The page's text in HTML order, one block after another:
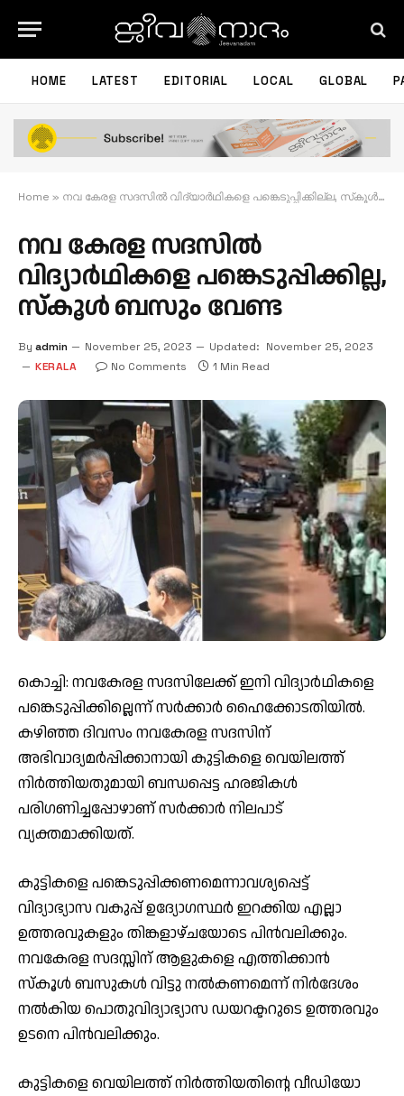
HOME LATEST EDITORIAL LOCAL GLOBAL
Home » നവ കേരള സദസില്‍ വിദ്യാര്‍ഥികളെ പങ്കെടുപ്പിക്കില്ല, സ്‌കൂള്‍ ബസും വേണ്ട
നവ കേരള സദസില്‍
വിദ്യാര്‍ഥികളെ പങ്കെടുപ്പിക്കില്ല,
സ്‌കൂള്‍ ബസും വേണ്ട
By admin November 25, 2023 Updated: November 25, 2023
KERALA
No Comments 1 Min Read
കൊച്ചി: നവകേരള സദസിലേക്ക് ഇനി വിദ്യാര്‍ഥികളെ
പങ്കെടുപ്പിക്കില്ലെന്ന് സര്‍ക്കാര്‍ ഹൈക്കോടതിയില്‍.
കഴിഞ്ഞ ദിവസം നവകേരള സദസിന്
അഭിവാദ്യമര്‍പ്പിക്കാനായി കുട്ടികളെ വെയിലത്ത്
നിര്‍ത്തിയതുമായി ബന്ധപ്പെട്ട ഹരജികള്‍
പരിഗണിച്ചപ്പോഴാണ് സര്‍ക്കാര്‍ നിലപാട്
വ്യക്തമാക്കിയത്.
കുട്ടികളെ പങ്കെടുപ്പിക്കണമെന്നാവശ്യപ്പെട്ട്
വിദ്യാഭ്യാസ വകുപ്പ് ഉദ്യോഗസ്ഥര്‍ ഇറക്കിയ എല്ലാ
ഉത്തരവുകളും തിങ്കളാഴ്ചയോടെ പിന്‍വലിക്കും.
നവകേരള സദസ്സിന് ആളുകളെ എത്തിക്കാന്‍
സ്‌കൂള്‍ ബസുകള്‍ വിട്ടു നല്‍കണമെന്ന് നിര്‍ദേശം
നല്‍കിയ പൊതുവിദ്യാഭ്യാസ ഡയറക്ടറുടെ ഉത്തരവും
ഉടനെ പിന്‍വലിക്കും.
കുട്ടികളെ വെയിലത്ത് നിര്‍ത്തിയതിന്റെ വീഡിയോ